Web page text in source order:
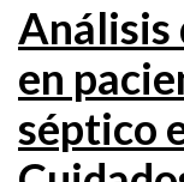
Análisis
en
séptico